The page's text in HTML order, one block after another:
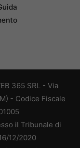
365 SRL - Via
- Codice Fiscale
il Tribunale di
12/2020